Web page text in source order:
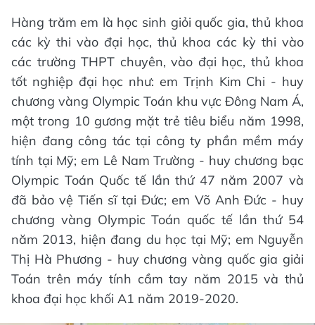
Hàng trăm em là học sinh giỏi quốc gia, thủ khoa
các kỳ thi vào đại học, thủ khoa các kỳ thi vào
các trường THPT chuyên, vào đại học, thủ khoa
tốt nghiệp đại học như: em Trịnh Kim Chi - huy
chương vàng Olympic Toán khu vực Đông Nam Á,
một trong 10 gương mặt trẻ tiêu biểu năm 1998,
hiện đang công tác tại công ty phần mềm máy
tính tại Mỹ; em Lê Nam Trường - huy chương bạc
Olympic Toán Quốc tế lần thứ 47 năm 2007 và
đã bảo vệ Tiến sĩ tại Đức; em Võ Anh Đức - huy
chương vàng Olympic Toán quốc tế lần thứ 54
năm 2013, hiện đang du học tại Mỹ; em Nguyễn
Thị Hà Phương - huy chương vàng quốc gia giải
Toán trên máy tính cầm tay năm 2015 và thủ
khoa đại học khối A1 năm 2019-2020.